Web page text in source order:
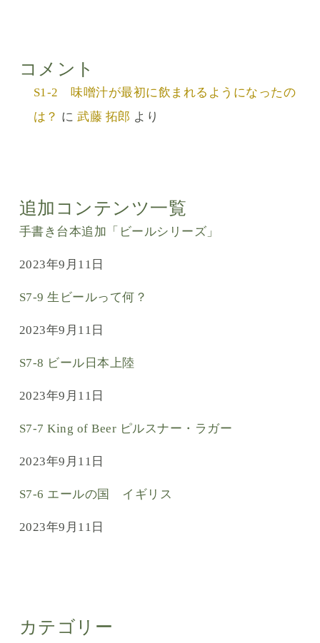
コメント
S1-2 味噌汁が最初に飲まれるようになったの
は？ に武藤 拓郎 より
追加コンテンツ一覧
手書き台本追加「ビールシリーズ」
2023年9月11日
S7-9 生ビールって何？
2023年9月11日
S7-8 ビール日本上陸
2023年9月11日
S7-7 King of Beer ピルスナー・ラガー
2023年9月11日
S7-6 エールの国 イギリス
2023年9月11日
カテゴリー